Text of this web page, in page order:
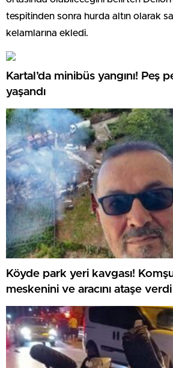
tespitinden sonra hurda altın olarak
kelamlarına ekledi.
Kartal’da minibüs yangını! Peş
yaşandı
Köyde park yeri kavgası!
meskenini ve aracını ataşe verdi